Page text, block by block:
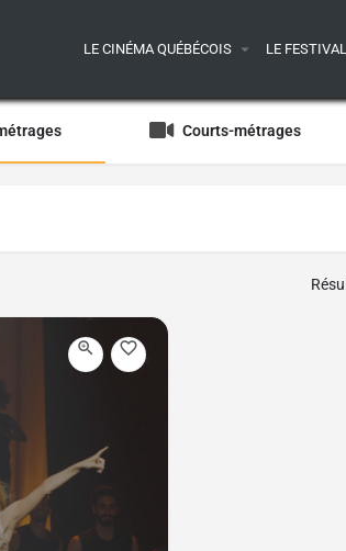
LE CINÉMA QUÉBÉCOIS LE
Courts-métrages